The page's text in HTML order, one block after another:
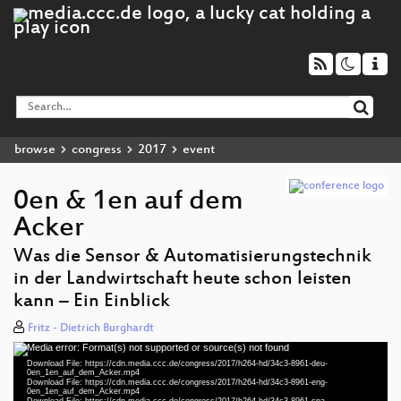
browse congress 2017 event
0en & 1en auf dem
Acker
Was die Sensor & Automatisierungstechnik
in der Landwirtschaft heute schon leisten
kann – Ein Einblick
Fritz - Dietrich Burghardt
Video
Player
Media error: Format(s) not supported or source(s) not found
Download File: https://cdn.media.ccc.de/congress/2017/h264-hd/34c3-8961-deu-
0en_1en_auf_dem_Acker.mp4
Download File: https://cdn.media.ccc.de/congress/2017/h264-hd/34c3-8961-eng-
0en_1en_auf_dem_Acker.mp4
spa 1080p (mp4)
deu-eng-spa 1080p (mp4)